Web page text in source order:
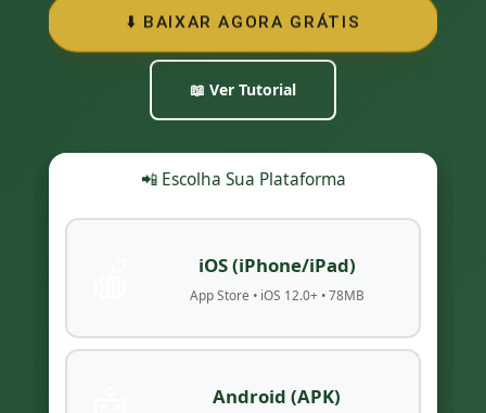
⬇️ BAIXAR AGORA GRÁTIS
📖 Ver Tutorial
📲 Escolha Sua Plataforma
iOS (iPhone/iPad)
App Store • iOS 12.0+ • 78MB
Android (APK)